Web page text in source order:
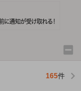
165件